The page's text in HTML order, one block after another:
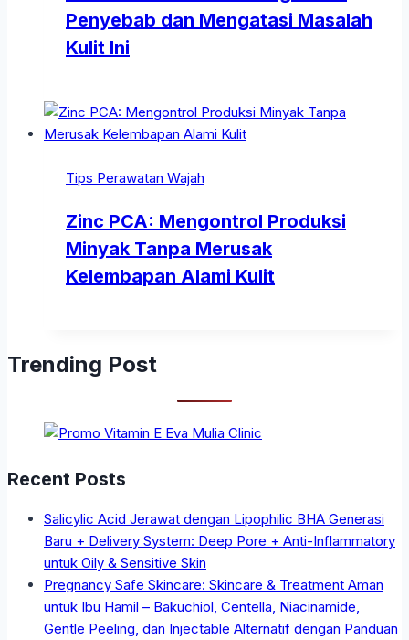
Penyebab dan Mengatasi Masalah
Kulit Ini
Tips Perawatan Wajah
Zinc PCA: Mengontrol Produksi
Minyak Tanpa Merusak
Kelembapan Alami Kulit
Trending Post
Recent Posts
Salicylic Acid Jerawat dengan Lipophilic BHA Generasi
Baru + Delivery System: Deep Pore + Anti-Inflammatory
untuk Oily & Sensitive Skin
Pregnancy Safe Skincare: Skincare & Treatment Aman
untuk Ibu Hamil – Bakuchiol, Centella, Niacinamide,
Gentle Peeling, dan Injectable Alternatif dengan Panduan